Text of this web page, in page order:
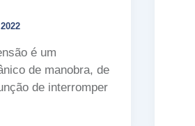
é um
de manobra, de
de interromper